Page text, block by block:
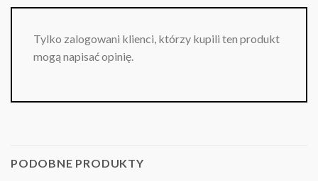
Tylko zalogowani klienci, którzy kupili ten produkt
mogą napisać opinię.
PODOBNE PRODUKTY